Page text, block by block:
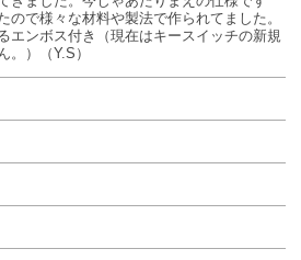
ので様々な材料や製法で作られてました。
エンボス付き（現在はキースイッチの新規
。）（Y.S）